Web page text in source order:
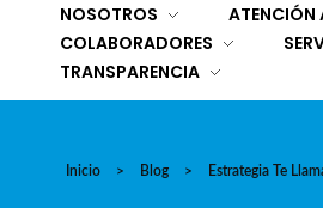
NOSOTROS
ATENCIÓN
COLABORADORES
TRANSPARENCIA
Inicio > Blog > Estrategia Te